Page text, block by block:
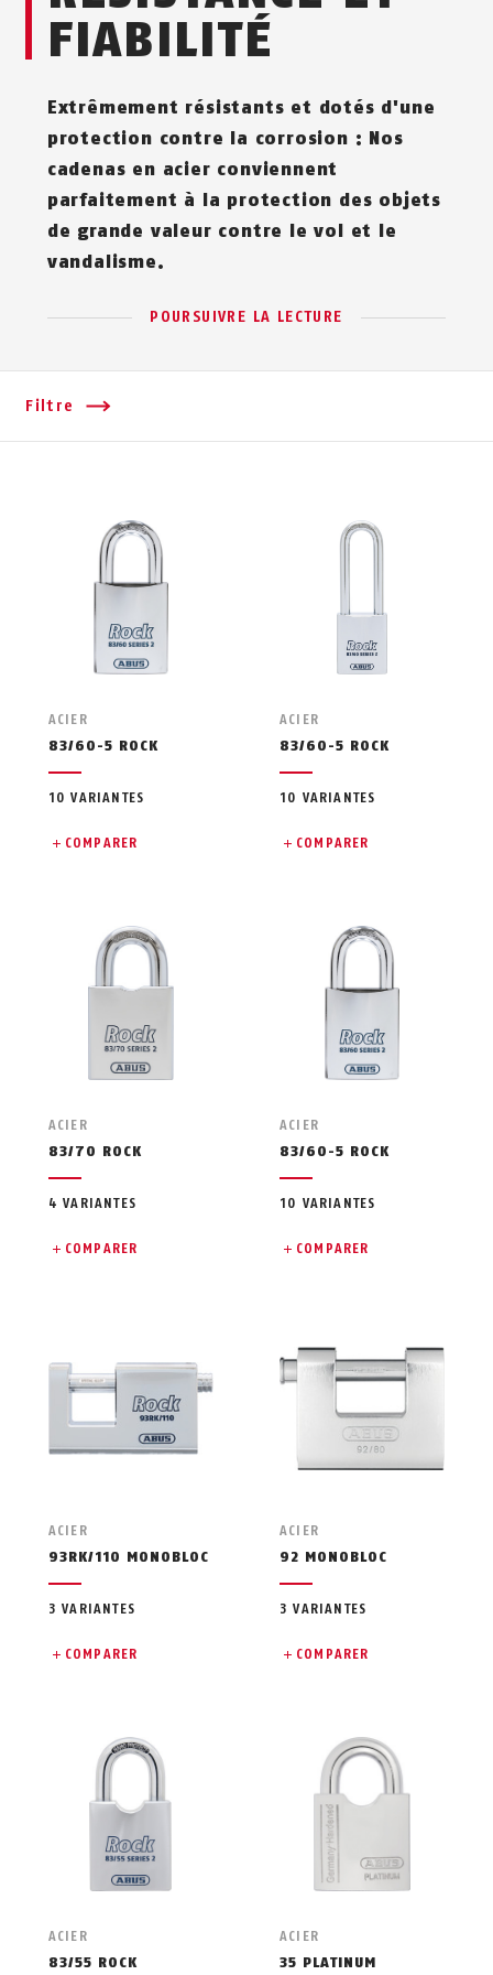
FIABILITÉ
Extrêmement résistants et dotés d'une
protection contre la corrosion : Nos
cadenas en acier conviennent
parfaitement à la protection des objets
de grande valeur contre le vol et le
vandalisme.
POURSUIVRE LA LECTURE
Filtre
ACIER
83/60-5 ROCK
10 VARIANTES
COMPARER
ACIER
83/60-5 ROCK
10 VARIANTES
COMPARER
ACIER
83/70 ROCK
4 VARIANTES
COMPARER
ACIER
83/60-5 ROCK
10 VARIANTES
COMPARER
ACIER
93RK/110 MONOBLOC
3 VARIANTES
COMPARER
ACIER
92 MONOBLOC
3 VARIANTES
COMPARER
ACIER
83/55 ROCK
ACIER
35 PLATINUM